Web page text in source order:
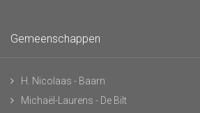
Gemeenschappen
H. Nicolaas - Baarn
Michaël-Laurens - De Bilt